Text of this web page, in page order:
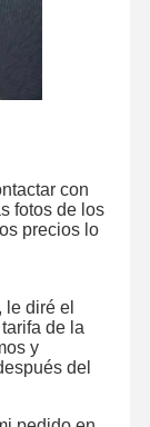
con
fotos de los
precios lo
diré el
de la
y
del